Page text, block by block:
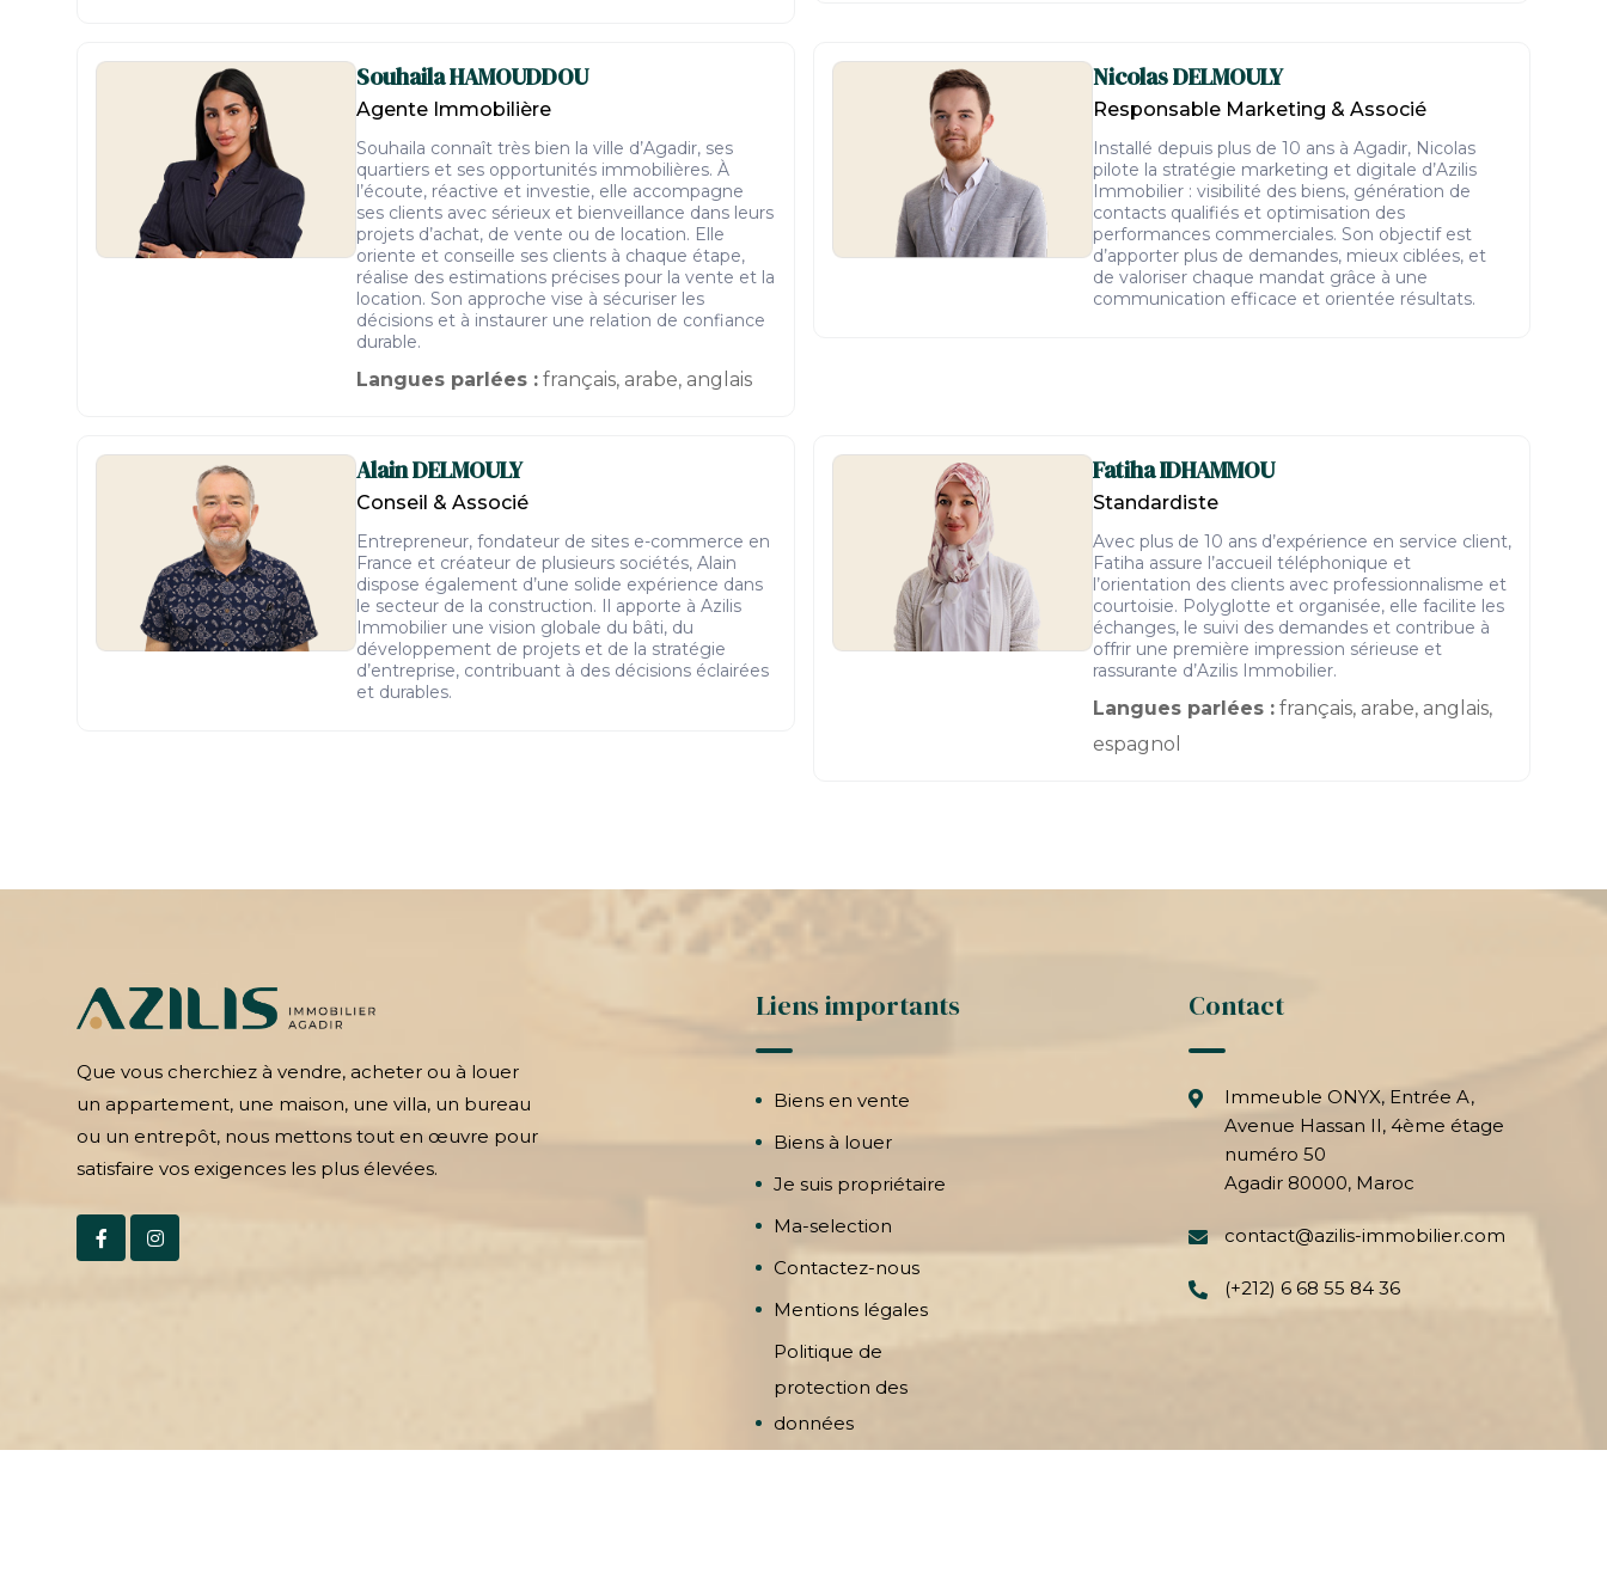
SouhailaHAMOUDDOU
Agente Immobilière
Souhaila connaît très bien la ville d’Agadir, ses
quartiers et ses opportunités immobilières. À
l’écoute, réactive et investie, elle accompagne
ses clients avec sérieux et bienveillance dans leurs
projets d’achat, de vente ou de location. Elle
oriente et conseille ses clients à chaque étape,
réalise des estimations précises pour la vente et la
location. Son approche vise à sécuriser les
décisions et à instaurer une relation de confiance
durable.
Langues parlées : français, arabe, anglais
NicolasDELMOULY
Responsable Marketing & Associé
Installé depuis plus de 10 ans à Agadir, Nicolas
pilote la stratégie marketing et digitale d’Azilis
Immobilier : visibilité des biens, génération de
contacts qualifiés et optimisation des
performances commerciales. Son objectif est
d’apporter plus de demandes, mieux ciblées, et
de valoriser chaque mandat grâce à une
communication efficace et orientée résultats.
AlainDELMOULY
Conseil & Associé
Entrepreneur, fondateur de sites e-commerce en
France et créateur de plusieurs sociétés, Alain
dispose également d’une solide expérience dans
le secteur de la construction. Il apporte à Azilis
Immobilier une vision globale du bâti, du
développement de projets et de la stratégie
d’entreprise, contribuant à des décisions éclairées
et durables.
FatihaIDHAMMOU
Standardiste
Avec plus de 10 ans d’expérience en service client,
Fatiha assure l’accueil téléphonique et
l’orientation des clients avec professionnalisme et
courtoisie. Polyglotte et organisée, elle facilite les
échanges, le suivi des demandes et contribue à
offrir une première impression sérieuse et
rassurante d’Azilis Immobilier.
Langues parlées :français, arabe, anglais,
espagnol
Que vous cherchiez à vendre, acheter ou à louer
un appartement, une maison, une villa, un bureau
ou un entrepôt, nous mettons tout en œuvre pour
satisfaire vos exigences les plus élevées.
Liens importants
Biens en vente
Biens à louer
Je suis propriétaire
Ma-selection
Contactez-nous
Mentions légales
Politique de
protection des
données
Contact
Immeuble ONYX, Entrée A,
Avenue Hassan II, 4ème étage
numéro 50
Agadir 80000, Maroc
contact@azilis-immobilier.com
(+212) 6 68 55 84 36